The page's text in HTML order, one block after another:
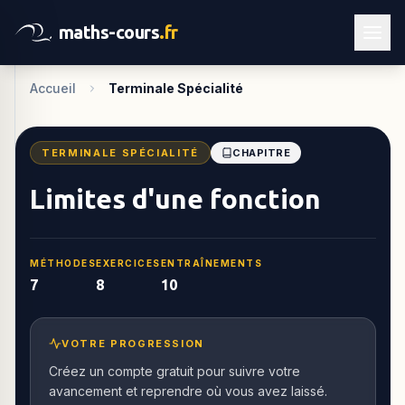
maths-cours.fr
Accueil Terminale Spécialité
TERMINALE SPÉCIALITÉ CHAPITRE
Limites d'une fonction
MÉTHODES
7
EXERCICES
8
ENTRAÎNEMENTS
10
VOTRE PROGRESSION
Créez un compte gratuit pour suivre votre
avancement et reprendre où vous avez laissé.